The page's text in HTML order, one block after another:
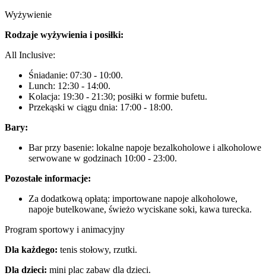
Wyżywienie
Rodzaje wyżywienia i posiłki:
All Inclusive:
Śniadanie: 07:30 - 10:00.
Lunch: 12:30 - 14:00.
Kolacja: 19:30 - 21:30; posiłki w formie bufetu.
Przekąski w ciągu dnia: 17:00 - 18:00.
Bary:
Bar przy basenie: lokalne napoje bezalkoholowe i alkoholowe
serwowane w godzinach 10:00 - 23:00.
Pozostałe informacje:
Za dodatkową opłatą: importowane napoje alkoholowe,
napoje butelkowane, świeżo wyciskane soki, kawa turecka.
Program sportowy i animacyjny
Dla każdego: tenis stołowy, rzutki.
Dla dzieci: mini plac zabaw dla dzieci.